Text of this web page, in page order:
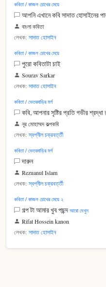
কবিতা / কাজল চোখের মেয়ে
আপনি এখানে কবি সাদাত হোসাইনের
বাংলা কবিতা
লেখক: সাদাত হোসাইন
কবিতা / কাজল চোখের মেয়ে
পুরো কবিতাটা চাই
Sourav Sarkar
লেখক: সাদাত হোসাইন
কবিতা / ভেতরবাড়ির মর্গ
কবি, আপনার সৃষ্টির প্রতি গভীর
নূর মোহাম্মদ কল্পকবি
লেখক: স্বপ্নীল চক্রবর্ত্তী
কবিতা / ভেতরবাড়ির মর্গ
দারুন
Rezuanul Islam
লেখক: স্বপ্নীল চক্রবর্ত্তী
কবিতা / কাজল চোখের মেয়ে ২
গল্প টা আমার খুব পছন্দ আরো দেখুন
Rifat Hossein kanon
লেখক: সাদাত হোসাইন